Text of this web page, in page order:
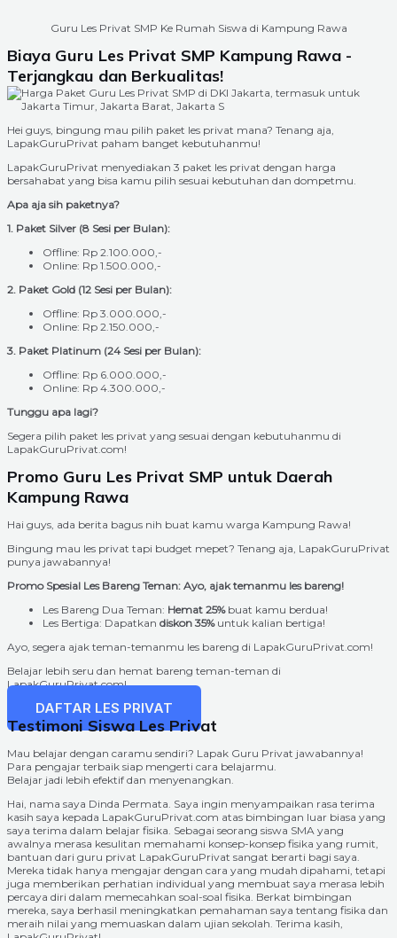
Guru Les Privat SMP Ke Rumah Siswa di Kampung Rawa
Biaya Guru Les Privat SMP Kampung Rawa -
Terjangkau dan Berkualitas!
Hei guys, bingung mau pilih paket les privat mana? Tenang aja,
LapakGuruPrivat paham banget kebutuhanmu!
LapakGuruPrivat menyediakan 3 paket les privat dengan harga
bersahabat yang bisa kamu pilih sesuai kebutuhan dan dompetmu.
Apa aja sih paketnya?
1. Paket Silver (8 Sesi per Bulan):
Offline: Rp 2.100.000,-
Online: Rp 1.500.000,-
2. Paket Gold (12 Sesi per Bulan):
Offline: Rp 3.000.000,-
Online: Rp 2.150.000,-
3. Paket Platinum (24 Sesi per Bulan):
Offline: Rp 6.000.000,-
Online: Rp 4.300.000,-
Tunggu apa lagi?
Segera pilih paket les privat yang sesuai dengan kebutuhanmu di
LapakGuruPrivat.com!
Promo Guru Les Privat SMP untuk Daerah
Kampung Rawa
Hai guys, ada berita bagus nih buat kamu warga Kampung Rawa!
Bingung mau les privat tapi budget mepet? Tenang aja, LapakGuruPrivat
punya jawabannya!
Promo Spesial Les Bareng Teman: Ayo, ajak temanmu les bareng!
Les Bareng Dua Teman: Hemat 25%buat kamu berdua!
Les Bertiga: Dapatkan diskon 35%untuk kalian bertiga!
Ayo, segera ajak teman-temanmu les bareng di LapakGuruPrivat.com!
Belajar lebih seru dan hemat bareng teman-teman di
LapakGuruPrivat.com!
DAFTAR LES PRIVAT
Testimoni Siswa Les Privat
Mau belajar dengan caramu sendiri? Lapak Guru Privat jawabannya!
Para pengajar terbaik siap mengerti cara belajarmu.
Belajar jadi lebih efektif dan menyenangkan.
Hai, nama saya Dinda Permata. Saya ingin menyampaikan rasa terima
kasih saya kepada LapakGuruPrivat.com atas bimbingan luar biasa yang
saya terima dalam belajar fisika. Sebagai seorang siswa SMA yang
awalnya merasa kesulitan memahami konsep-konsep fisika yang rumit,
bantuan dari guru privat LapakGuruPrivat sangat berarti bagi saya.
Mereka tidak hanya mengajar dengan cara yang mudah dipahami, tetapi
juga memberikan perhatian individual yang membuat saya merasa lebih
percaya diri dalam memecahkan soal-soal fisika. Berkat bimbingan
mereka, saya berhasil meningkatkan pemahaman saya tentang fisika dan
meraih nilai yang memuaskan dalam ujian sekolah. Terima kasih,